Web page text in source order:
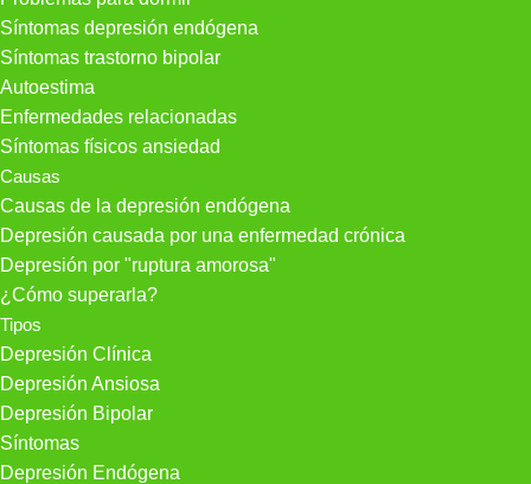
Síntomas depresión endógena
Síntomas trastorno bipolar
Autoestima
Enfermedades relacionadas
Síntomas físicos ansiedad
Causas
Causas de la depresión endógena
Depresión causada por una enfermedad crónica
Depresión por "ruptura amorosa"
¿Cómo superarla?
Tipos
Depresión Clínica
Depresión Ansiosa
Depresión Bipolar
Síntomas
Depresión Endógena